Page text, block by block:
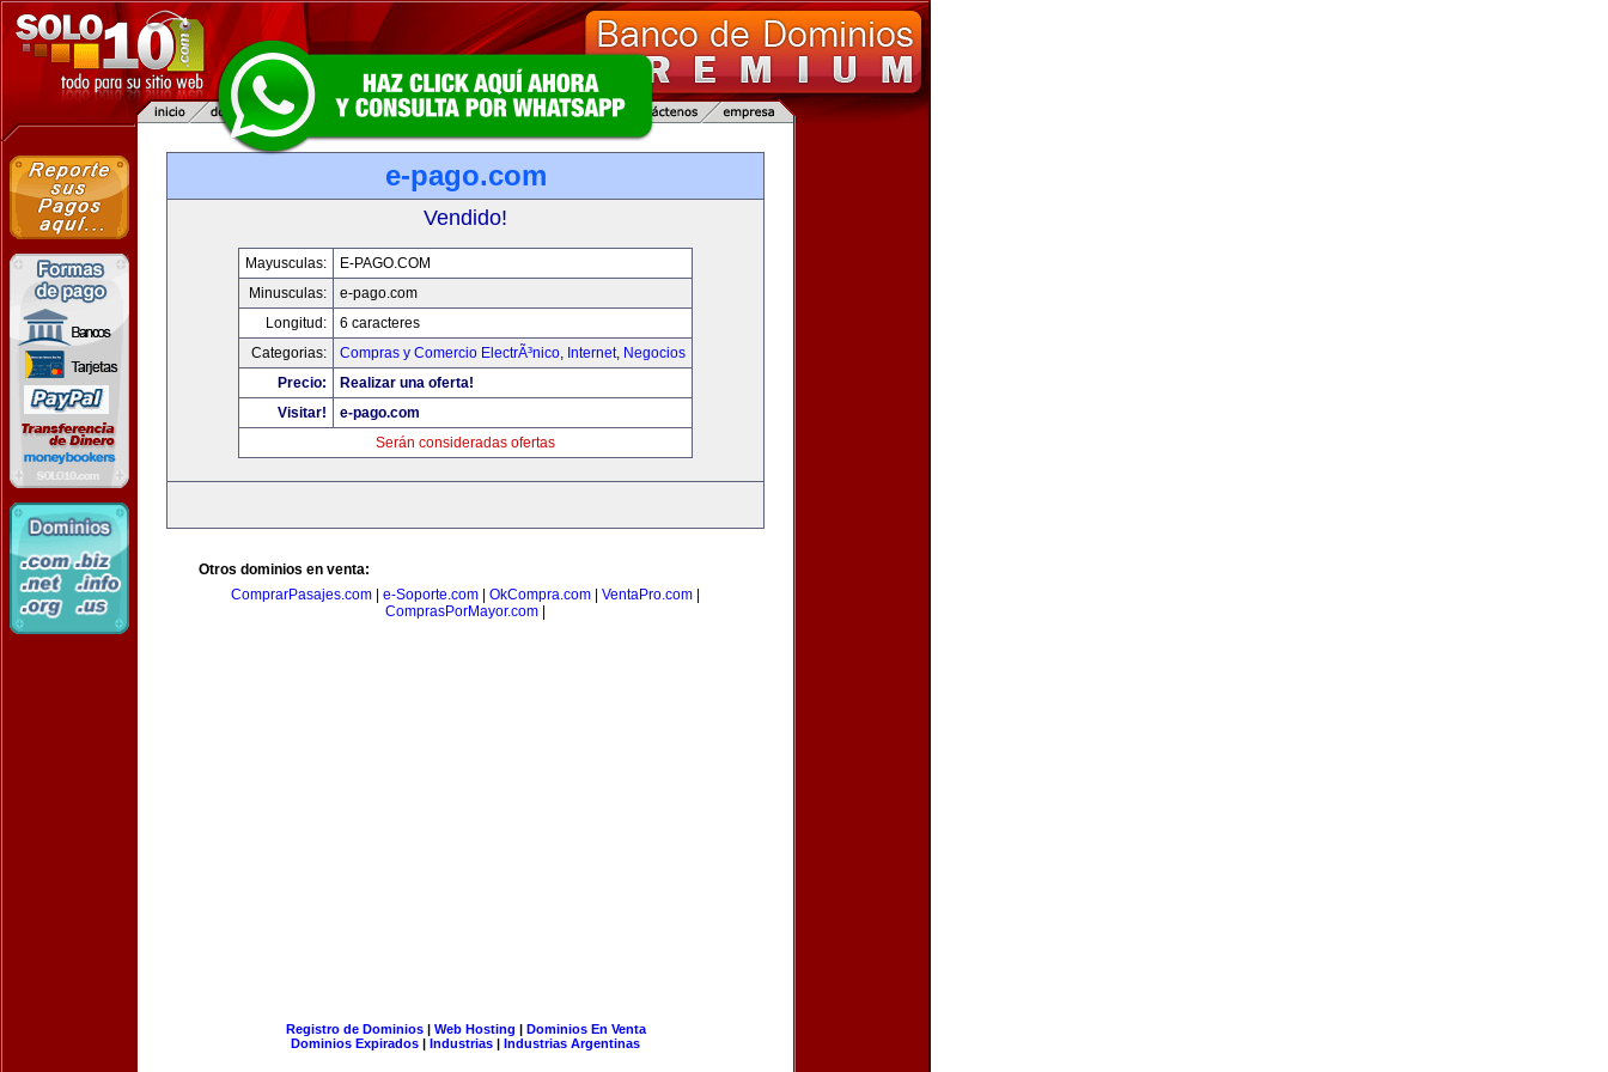
e-pago.com
Vendido!
Mayusculas:
E-PAGO.COM
Minusculas:
e-pago.com
Longitud:
6 caracteres
Categorias:
Compras y Comercio ElectrÃ³nico, Internet, Negocios
Precio:
Realizar una oferta!
Visitar!
e-pago.com
Serán consideradas ofertas
Otros dominios en venta:
ComprarPasajes.com
e-Soporte.com OkCompra.com VentaPro.com
ComprasPorMayor.com
Registro de Dominios| Web Hosting | Dominios En Venta
Dominios Expirados | Industrias | Industrias Argentinas